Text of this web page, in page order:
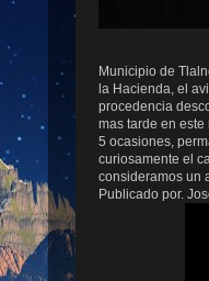
Municipio de
la Hacienda, el
procedencia
mas tarde en
5 ocasiones,
curiosamente el
consideramos un
Publicado por.